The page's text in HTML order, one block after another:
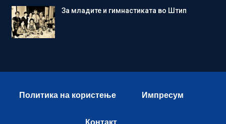
Зa младите и гимнастиката во Штип
Политика на користење Импресум
Контакт